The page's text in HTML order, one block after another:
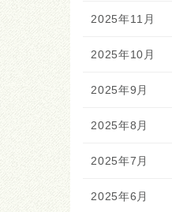
2025年11月
2025年10月
2025年9月
2025年8月
2025年7月
2025年6月